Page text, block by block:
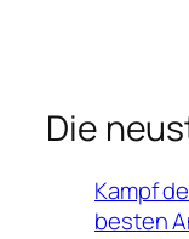
Die
Kampf
besten